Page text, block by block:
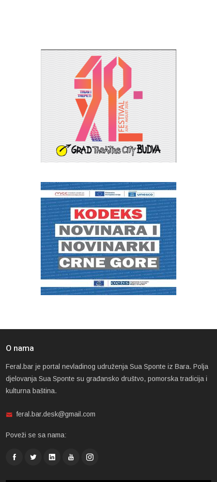
O nama
Feral.bar je portal nevladinog udruženja Sua Sponte iz Bara. Polja
djelovanja Sua Sponte su građansko društvo, pomorska tradicija i
kulturna baština.
feral.bar.desk@gmail.com
Poveži se sa nama: